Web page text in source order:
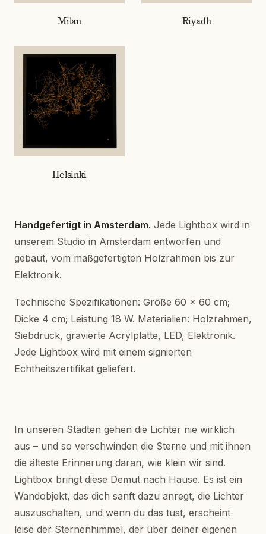
Milan Riyadh
Helsinki
Handgefertigt in Amsterdam. Jede Lightbox wird in
unserem Studio in Amsterdam entworfen und
gebaut, vom maßgefertigten Holzrahmen bis zur
Elektronik.
Technische Spezifikationen: Größe 60 x 60 cm;
Dicke 4 cm; Leistung 18 W. Materialien: Holzrahmen,
Siebdruck, gravierte Acrylplatte, LED, Elektronik.
Jede Lightbox wird mit einem signierten
Echtheitszertifikat geliefert.
In unseren Städten gehen die Lichter nie wirklich
aus – und so verschwinden die Sterne und mit ihnen
die älteste Erinnerung daran, wie klein wir sind.
Lightbox bringt diese Demut nach Hause. Es ist ein
Wandobjekt, das dich sanft dazu anregt, die Lichter
auszuschalten, und wenn du das tust, erscheint
leise der Sternenhimmel, der über deiner eigenen